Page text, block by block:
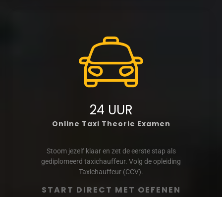
24 UUR
Online Taxi Theorie Examen
Stoom jezelf klaar en zet de eerste stap als
gediplomeerd taxichauffeur. Volg de opleiding
Taxichauffeur (CCV).
START DIRECT MET OEFENEN